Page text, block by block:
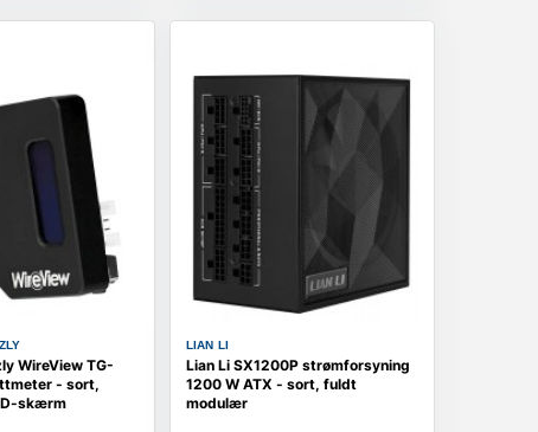
WireView TG-
- sort,
skærm
LIAN LI
Lian Li SX1200P strømforsyning
1200 W ATX - sort, fuldt
modulær